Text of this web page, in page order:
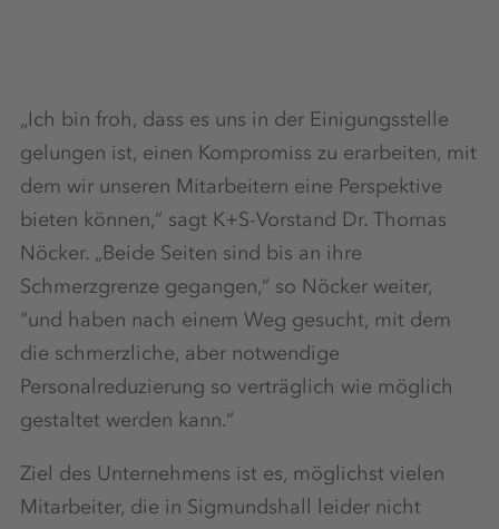
„Ich bin froh, dass es uns in der Einigungsstelle
gelungen ist, einen Kompromiss zu erarbeiten, mit
dem wir unseren Mitarbeitern eine Perspektive
bieten können,“ sagt K+S-Vorstand Dr. Thomas
Nöcker. „Beide Seiten sind bis an ihre
Schmerzgrenze gegangen,“ so Nöcker weiter,
“und haben nach einem Weg gesucht, mit dem
die schmerzliche, aber notwendige
Personalreduzierung so verträglich wie möglich
gestaltet werden kann.“
Ziel des Unternehmens ist es, möglichst vielen
Mitarbeiter, die in Sigmundshall leider nicht